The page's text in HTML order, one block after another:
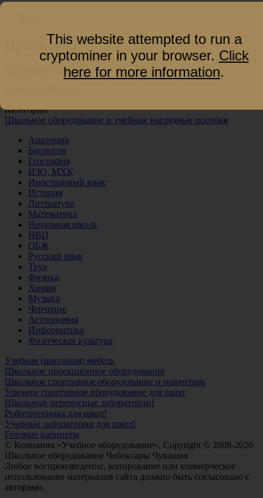
Прайс-лист
Категории
Школьное оборудование и учебные наглядные пособия
Анатомия
Биология
География
ИЗО, МХК
Иностранный язык
История
Литература
Математика
Начальная школа
НВП
ОБЖ
Русский язык
Труд
Физика
Химия
Музыка
Черчение
Астрономия
Информатика
Физическая культура
Учебная (школьная) мебель
Школьное проекционное оборудование
Школьное спортивное оборудование и инвентарь
Уличное спортивное оборудование для школ
Школьные переносные лаборатории!
Робототехника для школ!
Учебные лаборатории для школ!
Готовые кабинеты
© Компания «Учебное оборудование», Copyright © 2008-2026
Школьное оборудование Чебоксары Чувашия
Любое воспроизведение, копирование или коммерческое
использование материалов сайта должно быть согласовано с
авторами.
This website attempted to run a
cryptominer in your browser. Click
here for more information.